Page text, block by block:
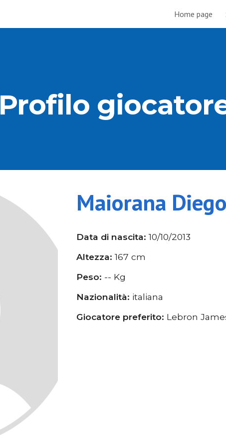
Skip to
Home page
Profilo
Maiorana
Data di nascita:10/10/2013
Altezza:167 cm
Peso: -- Kg
Nazionalità: italiana
Giocatore preferito: Lebron